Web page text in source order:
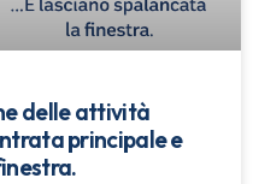
delle attività
principale e